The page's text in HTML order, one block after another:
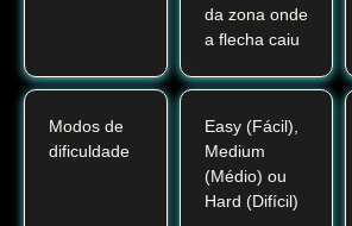
da zona onde
a flecha caiu
Modos de
dificuldade
Easy (Fácil),
Medium
(Médio) ou
Hard (Difícil)